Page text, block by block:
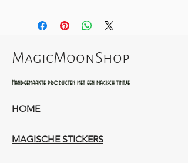
MagicMoonShop
Handgemaakte producten met een magisch tintje
HOME
MAGISCHE STICKERS